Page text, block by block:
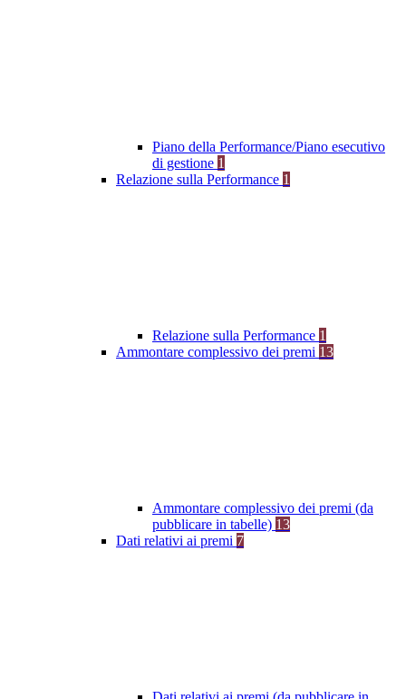
Piano della Performance/Piano esecutivo
di gestione 1
Relazione sulla Performance 1
Relazione sulla Performance 1
Ammontare complessivo dei premi 13
Ammontare complessivo dei premi (da
pubblicare in tabelle) 13
Dati relativi ai premi 7